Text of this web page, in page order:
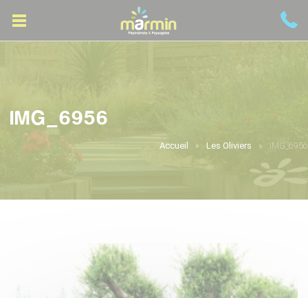
IMG_6956
Accueil Les Oliviers IMG_6956